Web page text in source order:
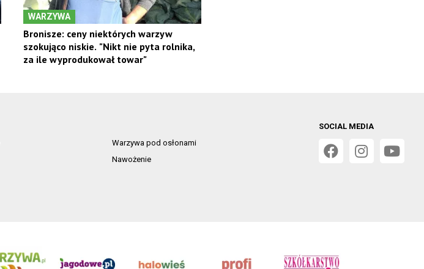
WARZYWA
Bronisze: ceny niektórych warzyw
szokująco niskie. "Nikt nie pyta rolnika,
za ile wyprodukował towar"
Warzywa pod osłonami
Nawożenie
SOCIAL MEDIA